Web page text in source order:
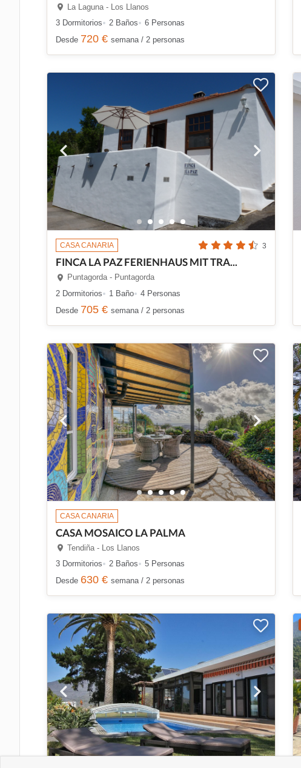
La Laguna - Los Llanos
3 Dormitorios
2 Baños
6 Personas
Desde 720 € semana / 2 personas
CASA CANARIA 3
FINCA LA PAZ FERIENHAUS MIT TRA...
Puntagorda - Puntagorda
2 Dormitorios
1 Baño
4 Personas
Desde 705 € semana / 2 personas
CASA CANARIA
CASA MOSAICO LA PALMA
Tendiña - Los Llanos
3 Dormitorios
2 Baños
5 Personas
Desde 630 € semana / 2 personas